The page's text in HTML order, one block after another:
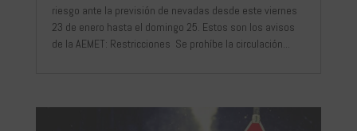
riesgo ante la previsión de nevadas desde este viernes
23 de enero hasta el domingo 25. Estos son los avisos
de la AEMET: Restricciones Se prohíbe la circulación...